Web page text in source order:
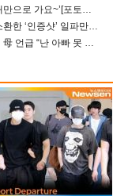
트와이스 미나 ‘대만으로 가요~’[포토엔HD]
아이유, 전남친 소환한 ‘인증샷’ 일파만파 속…남사친 변우석 선물도 남겼나 ‘훈훈’
고경표, 돌아가신 母 언급 “난 아빠 못 될 듯” 족보 태운 부친 응원 뭉클(나혼산)